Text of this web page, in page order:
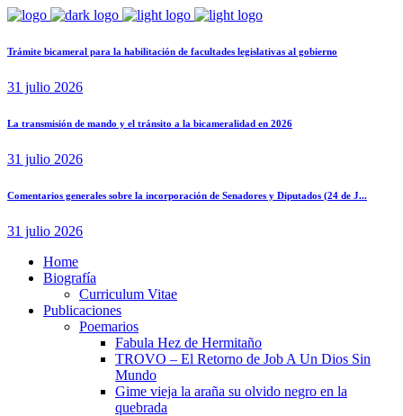
Trámite bicameral para la habilitación de facultades legislativas al gobierno
31 julio 2026
La transmisión de mando y el tránsito a la bicameralidad en 2026
31 julio 2026
Comentarios generales sobre la incorporación de Senadores y Diputados (24 de J...
31 julio 2026
Home
Biografía
Curriculum Vitae​
Publicaciones
Poemarios
Fabula Hez de Hermitaño
TROVO – El Retorno de Job A Un Dios Sin
Mundo
Gime vieja la araña su olvido negro en la
quebrada